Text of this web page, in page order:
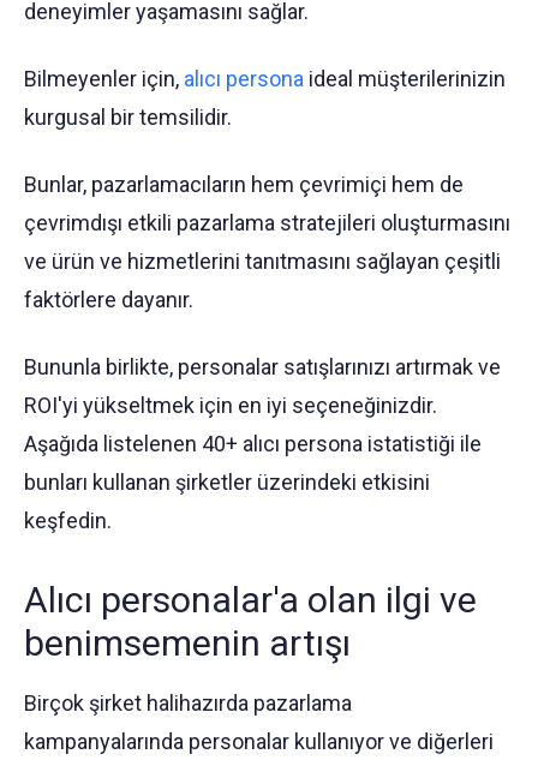
deneyimler yaşamasını sağlar.
Bilmeyenler için, alıcı persona ideal müşterilerinizin
kurgusal bir temsilidir.
Bunlar, pazarlamacıların hem çevrimiçi hem de
çevrimdışı etkili pazarlama stratejileri oluşturmasını
ve ürün ve hizmetlerini tanıtmasını sağlayan çeşitli
faktörlere dayanır.
Bununla birlikte, personalar satışlarınızı artırmak ve
ROI'yi yükseltmek için en iyi seçeneğinizdir.
Aşağıda listelenen 40+ alıcı persona istatistiği ile
bunları kullanan şirketler üzerindeki etkisini
keşfedin.
Alıcı personalar'a olan ilgi ve
benimsemenin artışı
Birçok şirket halihazırda pazarlama
kampanyalarında personalar kullanıyor ve diğerleri